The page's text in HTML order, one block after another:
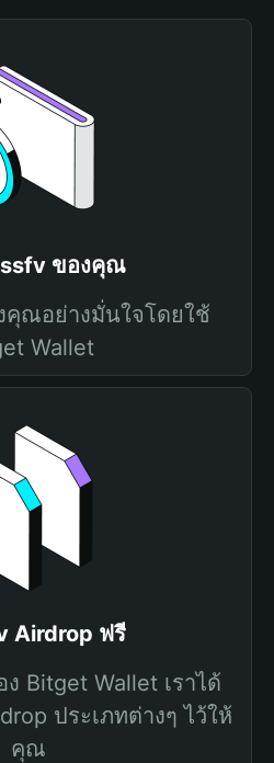
ssfv ของคุณ
คุณอย่างมั่นใจโดยใช้
Wallet
Airdrop ฟรี
Bitget Wallet เราได้
ประเภทต่างๆ ไว้ให้
คุณ